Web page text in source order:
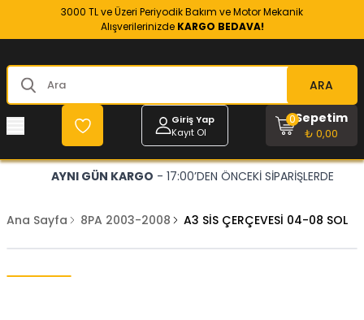
3000 TL ve Üzeri Periyodik Bakım ve Motor Mekanik
Alışverilerinizde KARGO BEDAVA!
ARA
Giriş Yap
Kayıt Ol
Sepetim
₺ 0,00
0
AYNI GÜN KARGO - 17:00’DEN ÖNCEKİ SİPARİŞLERDE
Ana Sayfa 8PA 2003-2008 A3 SİS ÇERÇEVESİ 04-08 SOL